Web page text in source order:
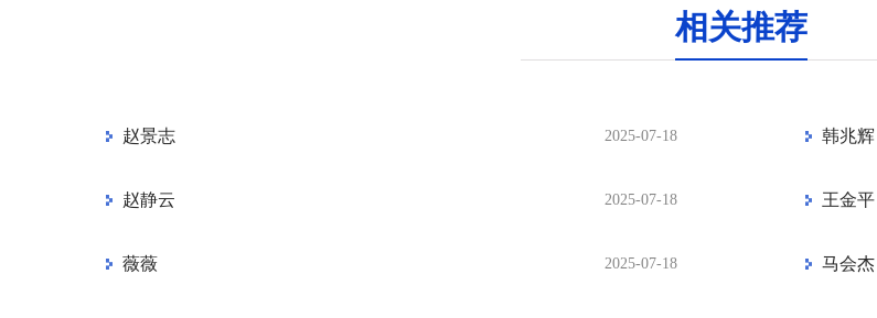
相关推荐
赵景志 2025-07-18 韩兆辉
赵静云 2025-07-18 王金平
薇薇 2025-07-18 马会杰